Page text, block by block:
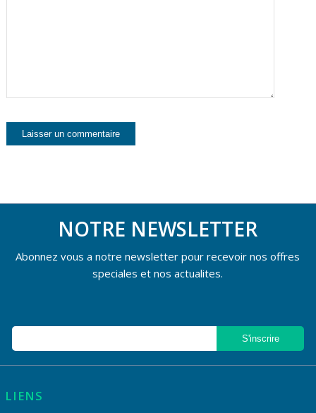
NOTRE NEWSLETTER
Abonnez vous a notre newsletter pour recevoir nos offres
speciales et nos actualites.
LIENS